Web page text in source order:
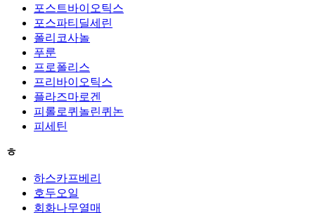
포스트바이오틱스
포스파티딜세린
폴리코사놀
푸룬
프로폴리스
프리바이오틱스
플라즈마로겐
피롤로퀴놀린퀴논
피세틴
ㅎ
하스카프베리
호두오일
회화나무열매